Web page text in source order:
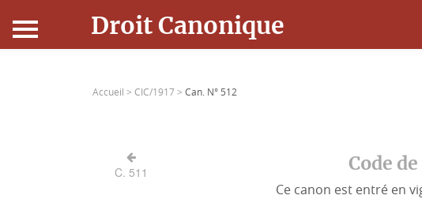
Droit Canonique
Accueil > CIC/1917 > Can. N° 512
C. 511
Code
Ce canon est entré en